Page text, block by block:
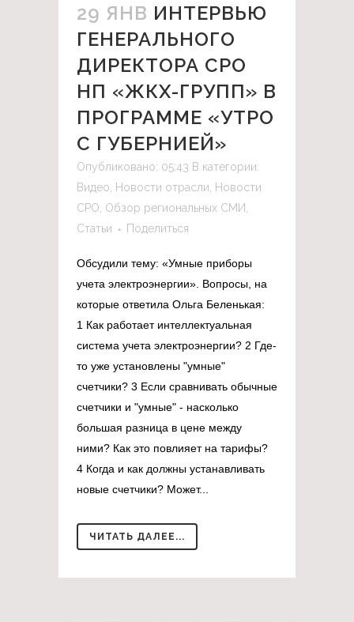
29 ЯНВ ИНТЕРВЬЮ
ГЕНЕРАЛЬНОГО
ДИРЕКТОРА СРО
НП «ЖКХ-ГРУПП» В
ПРОГРАММЕ «УТРО
С ГУБЕРНИЕЙ»
Опубликовано: 05:43 В категории:
Видео
Новости отрасли
Новости
СРО Обзор региональных СМИ
Статьи
Поделиться
Обсудили тему: «Умные приборы
учета электроэнергии». Вопросы, на
которые ответила Ольга Беленькая:
1 Как работает интеллектуальная
система учета электроэнергии? 2 Где-
то уже установлены "умные"
счетчики? 3 Если сравнивать обычные
счетчики и "умные" - насколько
большая разница в цене между
ними? Как это повлияет на тарифы?
4 Когда и как должны устанавливать
новые счетчики? Может...
ЧИТАТЬ ДАЛЕЕ...